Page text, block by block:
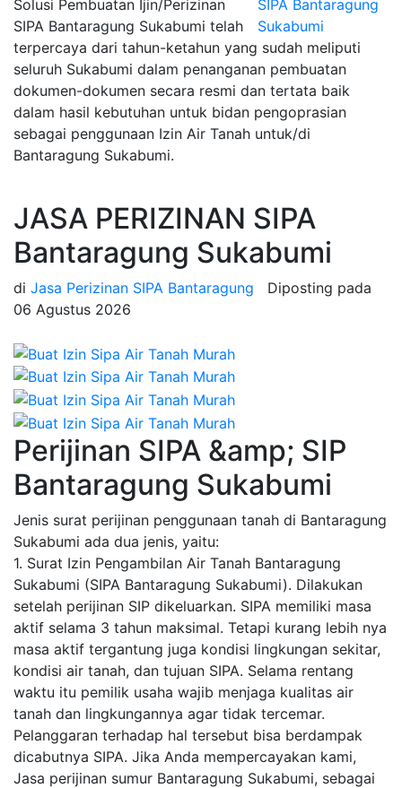
Solusi Pembuatan Ijin/Perizinan
SIPA Bantaragung Sukabumi telah
terpercaya dari tahun-ketahun yang sudah meliputi
seluruh Sukabumi dalam penanganan pembuatan
dokumen-dokumen secara resmi dan tertata baik
dalam hasil kebutuhan untuk bidan pengoprasian
sebagai penggunaan Izin Air Tanah untuk/di
Bantaragung Sukabumi.
JASA PERIZINAN SIPA
Bantaragung Sukabumi
di Jasa Perizinan SIPA Bantaragung
Diposting pada
06 Agustus 2026
Perijinan SIPA &amp; SIP
Bantaragung Sukabumi
Jenis surat perijinan penggunaan tanah di Bantaragung
Sukabumi ada dua jenis, yaitu:
1. Surat Izin Pengambilan Air Tanah Bantaragung
Sukabumi (SIPA Bantaragung Sukabumi). Dilakukan
setelah perijinan SIP dikeluarkan. SIPA memiliki masa
aktif selama 3 tahun maksimal. Tetapi kurang lebih nya
masa aktif tergantung juga kondisi lingkungan sekitar,
kondisi air tanah, dan tujuan SIPA. Selama rentang
waktu itu pemilik usaha wajib menjaga kualitas air
tanah dan lingkungannya agar tidak tercemar.
Pelanggaran terhadap hal tersebut bisa berdampak
dicabutnya SIPA. Jika Anda mempercayakan kami,
Jasa perijinan sumur Bantaragung Sukabumi, sebagai